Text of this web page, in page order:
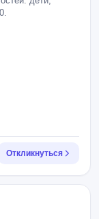
Откликнуться